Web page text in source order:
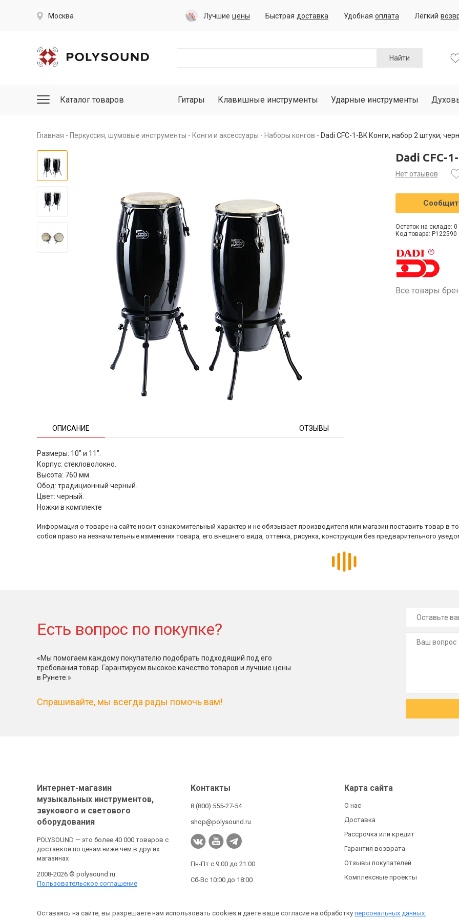
Москва Лучшие цены Быстрая доставка Удобная оплата Лёгкий
Найти
Каталог товаров Гитары Клавишные инструменты Ударные инструменты
Главная Перкуссия, шумовые инструменты Конги и аксессуары Наборы конгов Dadi CFC-1-BK Конги, набор 2 штуки,
ОПИСАНИЕ ОТЗЫВЫ
Размеры: 10" и 11".
Корпус: стекловолокно.
Высота: 760 мм.
Обод: традиционный черный.
Цвет: черный.
Ножки в комплекте
Dadi CFC-
Нет отзывов
Остаток на складе: 0
Код товара: P122590
Все товары
Информация о товаре на сайте носит ознакомительный характер и не обязывает производителя или магазин поставить товар в
собой право на незначительные изменения товара, его внешнего вида, оттенка, рисунка, конструкции без предварительного
Есть вопрос по покупке?
«Мы помогаем каждому покупателю подобрать подходящий под его
требования товар. Гарантируем высокое качество товаров и лучшие цены
в Рунете.»
Спрашивайте, мы всегда рады помочь вам!
Интернет-магазин
музыкальных инструментов,
звукового и светового
оборудования
POLYSOUND — это более 40 000 товаров с
доставкой по ценам ниже чем в других
магазинах
2008-2026 © polysound.ru
Пользовательское соглашение
Контакты
8 (800) 555-27-54
shop@polysound.ru
Пн-Пт с 9:00 до 21:00
Сб-Вс 10:00 до 18:00
Карта сайта
О нас
Доставка
Рассрочка или кредит
Гарантия возврата
Отзывы покупателей
Комплексные проекты
Оставаясь на сайте, вы разрешаете нам использовать cookies и даете ваше согласие на обработку персональных данных.